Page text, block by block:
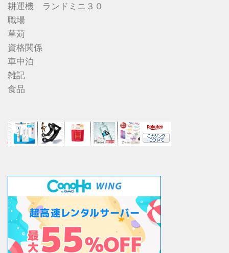
耕運機 ランドミニ３０
職場
草苅
資格関係
車中泊
雑記
食品